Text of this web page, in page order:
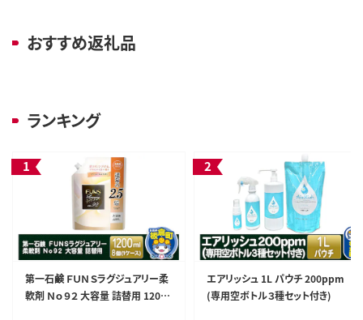
おすすめ返礼品
ランキング
第一石鹸 ＦＵＮＳラグジュアリー柔
軟剤 Ｎｏ９２ 大容量 詰替用 1200
エアリッシュ 1L パウチ 200ppm
(専用空ボトル３種セット付き)